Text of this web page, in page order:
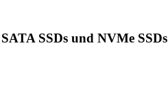
SSDs und NVMe SSDs